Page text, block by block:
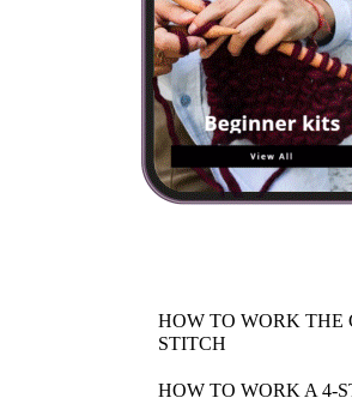
HOW TO WORK THE
STITCH
HOW TO WORK A 4-